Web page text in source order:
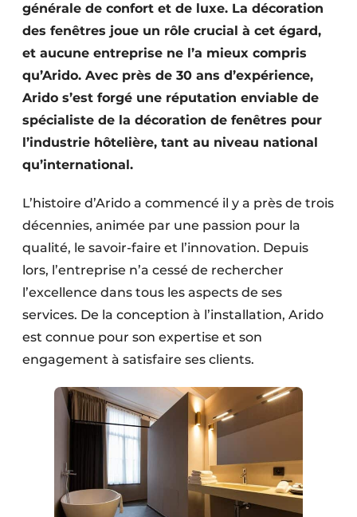
générale de confort et de luxe. La décoration
des fenêtres joue un rôle crucial à cet égard,
et aucune entreprise ne l’a mieux compris
qu’Arido. Avec près de 30 ans d’expérience,
Arido s’est forgé une réputation enviable de
spécialiste de la décoration de fenêtres pour
l’industrie hôtelière, tant au niveau national
qu’international.
L’histoire d’Arido a commencé il y a près de trois
décennies, animée par une passion pour la
qualité, le savoir-faire et l’innovation. Depuis
lors, l’entreprise n’a cessé de rechercher
l’excellence dans tous les aspects de ses
services. De la conception à l’installation, Arido
est connue pour son expertise et son
engagement à satisfaire ses clients.